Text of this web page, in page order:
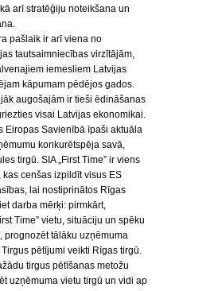
arī stratēģiju noteikšana un
pašlaik ir arī viena no
tautsaimniecības virzītājām,
iemesliem Latvijas
kāpumam pēdējos gados.
augošajām ir tieši ēdināšanas
visai Latvijas ekonomikai.
Eiropas Savienībā īpaši aktuāla
konkurētspēja savā,
tirgū. SIA „First Time” ir viens
cenšas izpildīt visus ES
lai nostiprinātos Rīgas
darba mērķi: pirmkārt,
Time” vietu, situāciju un spēku
prognozēt tālāku uzņēmuma
pētījumi veikti Rīgas tirgū.
tirgus pētīšanas metožu
uzņēmuma vietu tirgū un vidi ap